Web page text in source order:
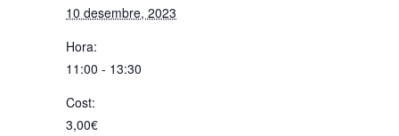
10 desembre, 2023
Hora:
11:00 - 13:30
Cost:
3,00€